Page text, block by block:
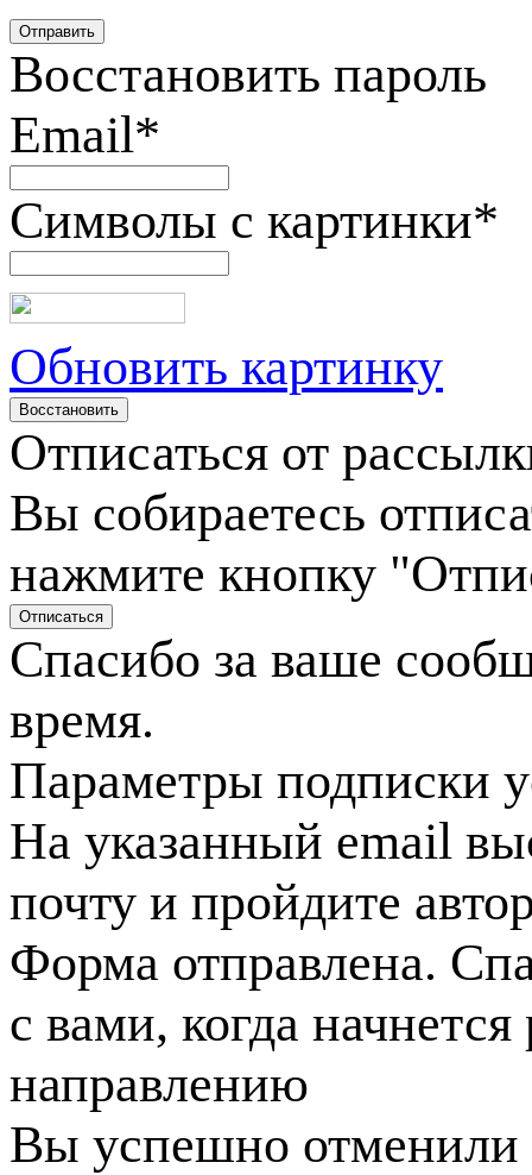
Восстановить пароль
Email*
Символы с картинки*
Обновить картинку
Отписаться от
Вы собираетесь
нажмите кнопку
Спасибо за ваше
время.
Параметры подписки
На указанный email
почту и пройдите
Форма отправлена.
с вами, когда
направлению
Вы успешно отменили